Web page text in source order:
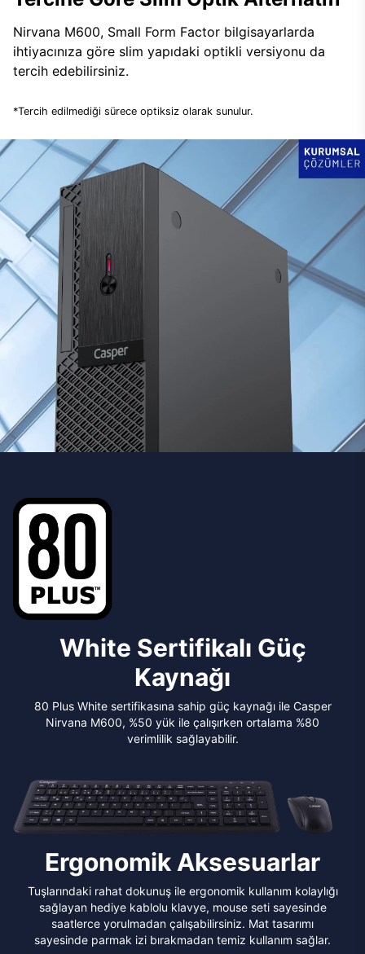
Nirvana M600, Small Form Factor bilgisayarlarda
ihtiyacınıza göre slim yapıdaki optikli versiyonu da
tercih edebilirsiniz.
*Tercih edilmediği sürece optiksiz olarak sunulur.
White Sertifikalı Güç
Kaynağı
80 Plus White sertifikasına sahip güç kaynağı ile Casper
Nirvana M600, %50 yük ile çalışırken ortalama %80
verimlilik sağlayabilir.
Ergonomik Aksesuarlar
Tuşlarındaki rahat dokunuş ile ergonomik kullanım kolaylığı
sağlayan hediye kablolu klavye, mouse seti sayesinde
saatlerce yorulmadan çalışabilirsiniz. Mat tasarımı
sayesinde parmak izi bırakmadan temiz kullanım sağlar.